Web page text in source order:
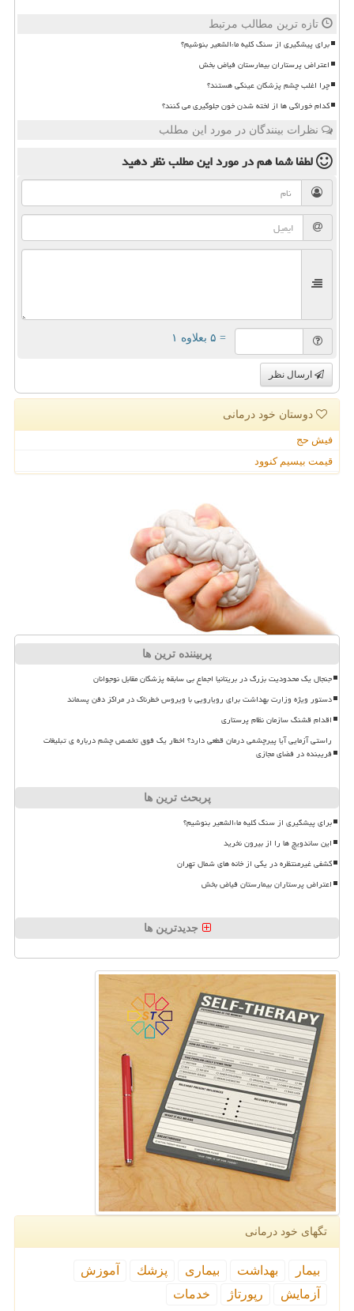
تازه ترین مطالب مرتبط
برای پیشگیری از سنگ کلیه ماءالشعیر بنوشیم؟
اعتراض پرستاران بیمارستان فیاض بخش
چرا اغلب چشم پزشکان عینکی هستند؟
کدام خوراکی ها از لخته شدن خون جلوگیری می کنند؟
نظرات بینندگان در مورد این مطلب
لطفا شما همدر مورد این مطلبنظر دهید
= ۵ بعلاوه ۱
ارسال نظر
دوستان خود درمانی
فیش حج
قیمت بیسیم کنوود
پربیننده ترین ها
جنجال یک محدودیت بزرگ در بریتانیا اجماع بی سابقه پزشکان مقابل نوجوانان
دستور ویژه وزارت بهداشت برای رویارویی با ویروس خطرناک در مراکز دفن پسماند
اقدام قشنگ سازمان نظام پرستاری
راستی آزمایی آیا پیرچشمی درمان قطعی دارد؟ اخطار یک فوق تخصص چشم درباره ی تبلیغات
فریبنده در فضای مجازی
پربحث ترین ها
برای پیشگیری از سنگ کلیه ماءالشعیر بنوشیم؟
این ساندویچ ها را از بیرون نخرید
کشفی غیرمنتظره در یکی از خانه های شمال تهران
اعتراض پرستاران بیمارستان فیاض بخش
جدیدترین ها
تگهای خود درمانی
بیمار بهداشت بیماری پزشك
آموزش
آزمایش
رپورتاژ خدمات